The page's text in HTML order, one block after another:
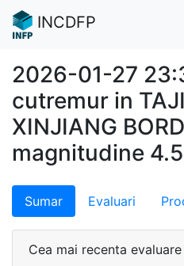
INCDFP
2026-01-27
cutremur in
XINJIANG
magnitudine
Sumar Evaluari
Cea mai recenta